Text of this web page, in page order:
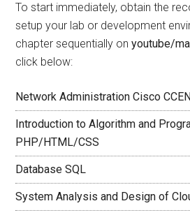
To start immediately, obtain the
setup your lab or development
chapter sequentially onyoutube/
click below:
Network Administration Cisco
Introduction to Algorithm and
PHP/HTML/CSS
Database SQL
System Analysis and Design of